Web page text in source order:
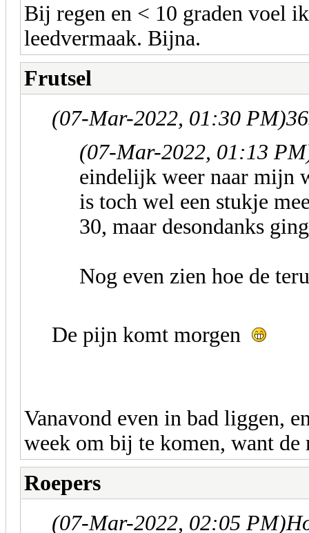
Bij regen en < 10 graden voel
leedvermaak. Bijna.
Frutsel
(07-Mar-2022, 01:30 PM)
(07-Mar-2022, 01:13
eindelijk weer naar mijn
is toch wel een stukje
30, maar desondanks
Nog even zien hoe de
De pijn komt morgen
Vanavond even in bad liggen,
week om bij te komen, want
Roepers
(07-Mar-2022, 02:05 PM)